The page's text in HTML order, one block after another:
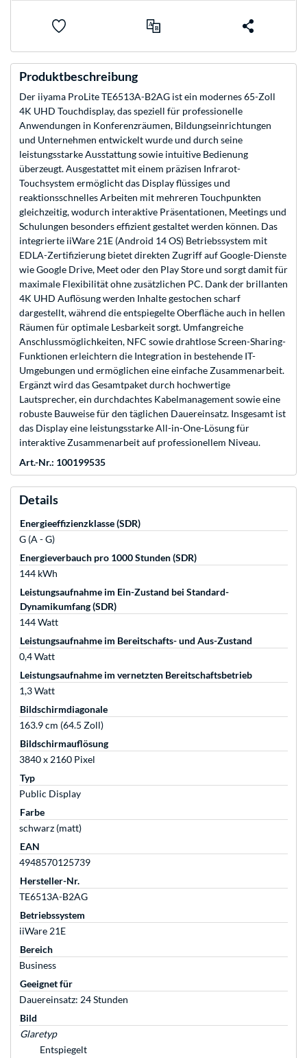
Produktbeschreibung
Der iiyama ProLite TE6513A-B2AG ist ein modernes 65-Zoll
4K UHD Touchdisplay, das speziell für professionelle
Anwendungen in Konferenzräumen, Bildungseinrichtungen
und Unternehmen entwickelt wurde und durch seine
leistungsstarke Ausstattung sowie intuitive Bedienung
überzeugt. Ausgestattet mit einem präzisen Infrarot-
Touchsystem ermöglicht das Display flüssiges und
reaktionsschnelles Arbeiten mit mehreren Touchpunkten
gleichzeitig, wodurch interaktive Präsentationen, Meetings und
Schulungen besonders effizient gestaltet werden können. Das
integrierte iiWare 21E (Android 14 OS) Betriebssystem mit
EDLA-Zertifizierung bietet direkten Zugriff auf Google-Dienste
wie Google Drive, Meet oder den Play Store und sorgt damit für
maximale Flexibilität ohne zusätzlichen PC. Dank der brillanten
4K UHD Auflösung werden Inhalte gestochen scharf
dargestellt, während die entspiegelte Oberfläche auch in hellen
Räumen für optimale Lesbarkeit sorgt. Umfangreiche
Anschlussmöglichkeiten, NFC sowie drahtlose Screen-Sharing-
Funktionen erleichtern die Integration in bestehende IT-
Umgebungen und ermöglichen eine einfache Zusammenarbeit.
Ergänzt wird das Gesamtpaket durch hochwertige
Lautsprecher, ein durchdachtes Kabelmanagement sowie eine
robuste Bauweise für den täglichen Dauereinsatz. Insgesamt ist
das Display eine leistungsstarke All-in-One-Lösung für
interaktive Zusammenarbeit auf professionellem Niveau.
Art.-Nr.: 100199535
Details
Energieeffizienzklasse (SDR)
G (A - G)
Energieverbauch pro 1000 Stunden (SDR)
144 kWh
Leistungsaufnahme im Ein-Zustand bei Standard-
Dynamikumfang (SDR)
144 Watt
Leistungsaufnahme im Bereitschafts- und Aus-Zustand
0,4 Watt
Leistungsaufnahme im vernetzten Bereitschaftsbetrieb
1,3 Watt
Bildschirmdiagonale
163.9 cm (64.5 Zoll)
Bildschirmauflösung
3840 x 2160 Pixel
Typ
Public Display
Farbe
schwarz (matt)
EAN
4948570125739
Hersteller-Nr.
TE6513A-B2AG
Betriebssystem
iiWare 21E
Bereich
Business
Geeignet für
Dauereinsatz: 24 Stunden
Bild
Glaretyp
Entspiegelt